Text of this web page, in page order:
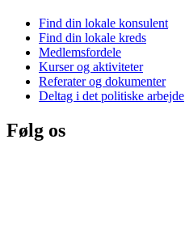
Find din lokale konsulent
Find din lokale kreds
Medlemsfordele
Kurser og aktiviteter
Referater og dokumenter
Deltag i det politiske arbejde
Følg os